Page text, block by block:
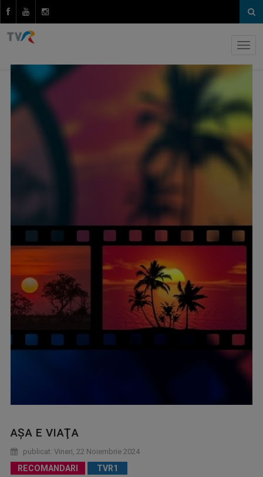
AŞA E VIAŢA
publicat: Vineri, 22 Noiembrie 2024
RECOMANDARI TVR1